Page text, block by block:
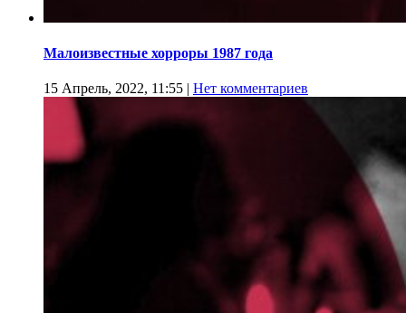
Малоизвестные хорроры 1987 года
15 Апрель, 2022, 11:55 | Нет комментариев